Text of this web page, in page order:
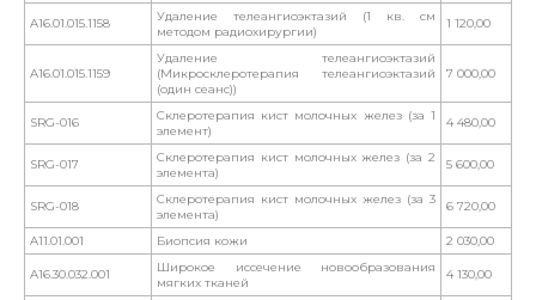
A16.01.015.1158
Удаление телеангиоэктазий (1 кв. см
методом радиохирургии)
1 120,00
A16.01.015.1159
Удаление телеангиоэктазий
(Микросклеротерапия телеангиоэктазий
(один сеанс))
7 000,00
SRG-016
Склеротерапия кист молочных желез (за 1
элемент)
4 480,00
SRG-017
Склеротерапия кист молочных желез (за 2
элемента)
5 600,00
SRG-018
Склеротерапия кист молочных желез (за 3
элемента)
6 720,00
A11.01.001 Биопсия кожи 2 030,00
A16.30.032.001
Широкое иссечение новообразования
мягких тканей
4 130,00